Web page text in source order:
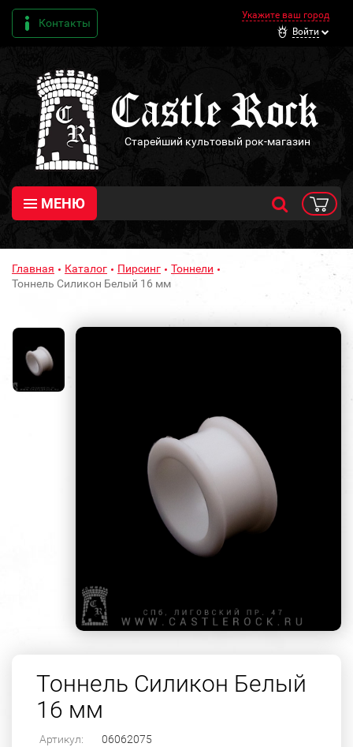
Контакты
Укажите ваш город
Войти
Старейший культовый рок-магазин
МЕНЮ
Главная Каталог Пирсинг
Тоннели
Тоннель Силикон Белый 16 мм
Тоннель Силикон Белый
16 мм
Артикул: 06062075